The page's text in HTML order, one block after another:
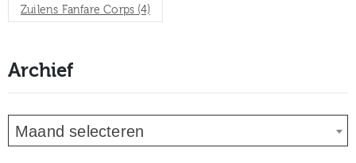
Zuilens Fanfare Corps (4)
Archief
Maand selecteren